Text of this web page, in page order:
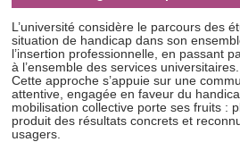
L’université considère le parcours des
situation de handicap dans son
l’insertion professionnelle, en passant
à l’ensemble des services universitaires.
Cette approche s’appuie sur une
attentive, engagée en faveur du
mobilisation collective porte ses fruits :
produit des résultats concrets et
usagers.